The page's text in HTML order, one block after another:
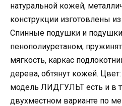
натуральной кожей,
конструкции изготовлены
Спинные подушки и
пенополиуретаном,
мягкость, каркас
дерева, обтянут кожей.
модель ЛИДГУЛЬТ есть и в
двухместном варианте по